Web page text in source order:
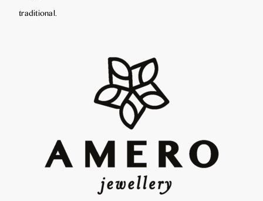
traditional.